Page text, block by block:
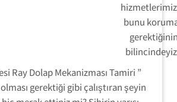
bunu
Ray Dolap Mekanizması Tamiri ”
olması gerektiği gibi çalıştıran şeyin